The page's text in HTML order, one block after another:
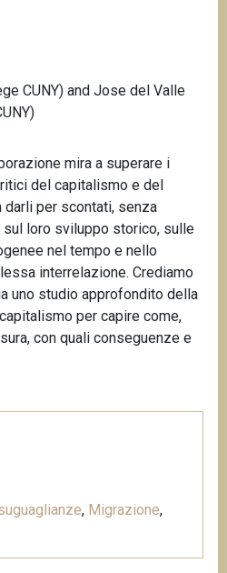
CUNY) and Jose del Valle
mira a superare i
del capitalismo e del
darli per scontati, senza
loro sviluppo storico, sulle
nel tempo e nello
interrelazione. Crediamo
uno studio approfondito della
per capire come,
con quali conseguenze e
, Migrazione,